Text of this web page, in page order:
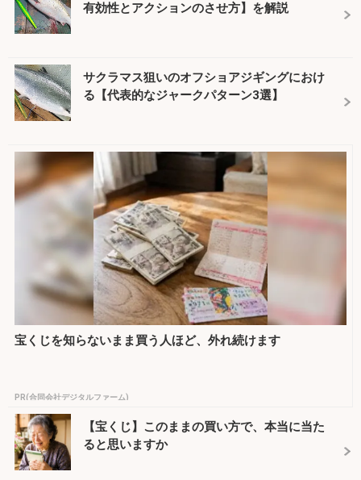
有効性とアクションのさせ方】を解説
サクラマス狙いのオフショアジギングにおけ
る【代表的なジャークパターン3選】
宝くじを知らないまま買う人ほど、外れ続けます
PR(合同会社デジタルファーム)
【宝くじ】このままの買い方で、本当に当た
ると思いますか